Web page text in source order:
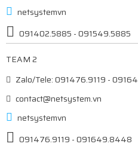
netsystemvn
091402.5885 - 091549.5885
TEAM 2
Zalo/Tele: 091476.9119 -
contact@netsystem.vn
netsystemvn
091476.9119 - 091649.8448